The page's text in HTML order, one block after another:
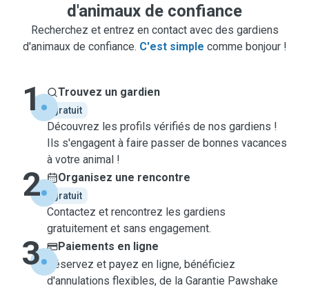
d'animaux de confiance
Recherchez et entrez en contact avec des gardiens
d'animaux de confiance. C'est simple comme bonjour !
1 Trouvez un gardien
gratuit
Découvrez les profils vérifiés de nos gardiens !
Ils s'engagent à faire passer de bonnes vacances
à votre animal !
2 Organisez une rencontre
gratuit
Contactez et rencontrez les gardiens
gratuitement et sans engagement.
3
Paiements en ligne
Réservez et payez en ligne, bénéficiez
d'annulations flexibles, de la Garantie Pawshake